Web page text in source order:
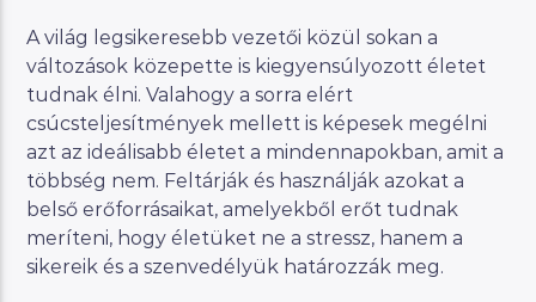
A világ legsikeresebb vezetői közül sokan a
változások közepette is kiegyensúlyozott életet
tudnak élni. Valahogy a sorra elért
csúcsteljesítmények mellett is képesek megélni
azt az ideálisabb életet a mindennapokban, amit a
többség nem. Feltárják és használják azokat a
belső erőforrásaikat, amelyekből erőt tudnak
meríteni, hogy életüket ne a stressz, hanem a
sikereik és a szenvedélyük határozzák meg.